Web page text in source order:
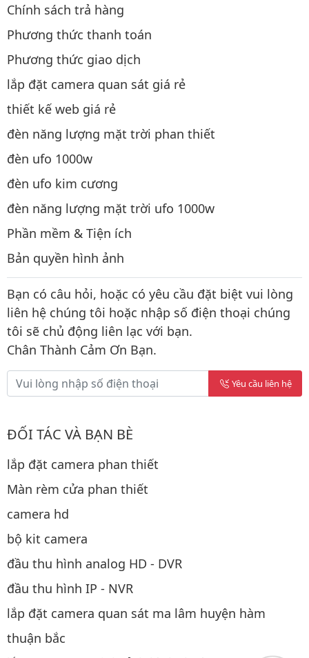
Chính sách trả hàng
Phương thức thanh toán
Phương thức giao dịch
lắp đặt camera quan sát giá rẻ
thiết kế web giá rẻ
đèn năng lượng mặt trời phan thiết
đèn ufo 1000w
đèn ufo kim cương
đèn năng lượng mặt trời ufo 1000w
Phần mềm & Tiện ích
Bản quyền hình ảnh
Bạn có câu hỏi, hoặc có yêu cầu đặt biệt vui lòng
liên hệ chúng tôi hoặc nhập số điện thoại chúng
tôi sẽ chủ động liên lạc với bạn.
Chân Thành Cảm Ơn Bạn.
Yêu cầu liên hệ
ĐỐI TÁC VÀ BẠN BÈ
lắp đặt camera phan thiết
Màn rèm cửa phan thiết
camera hd
bộ kit camera
đầu thu hình analog HD - DVR
đầu thu hình IP - NVR
lắp đặt camera quan sát ma lâm huyện hàm
thuận bắc